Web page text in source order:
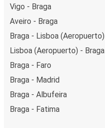
Vigo - Braga
Aveiro - Braga
Braga - Lisboa (Aeropuerto)
Lisboa (Aeropuerto) - Braga
Braga - Faro
Braga - Madrid
Braga - Albufeira
Braga - Fatima